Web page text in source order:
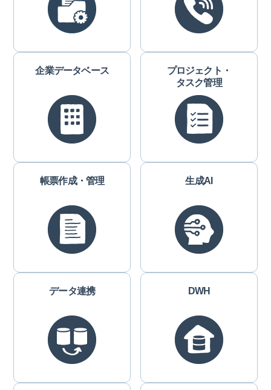
企業データベース
プロジェクト・
タスク管理
帳票作成・管理 生成AI
データ連携 DWH